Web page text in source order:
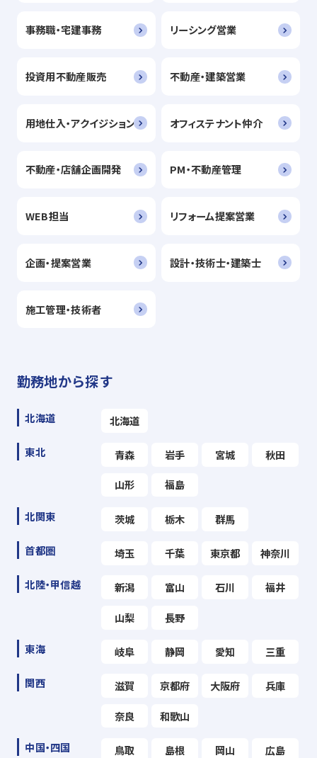
事務職・宅建事務 リーシング営業
投資用不動産販売 不動産・建築営業
用地仕入・アクイジション オフィステナント仲介
不動産・店舗企画開発 PM・不動産管理
WEB担当 リフォーム提案営業
企画・提案営業 設計・技術士・建築士
施工管理・技術者
勤務地から探す
北海道 北海道
東北 青森 岩手 宮城 秋田
山形 福島
北関東 茨城 栃木 群馬
首都圏 埼玉 千葉 東京都 神奈川
北陸・甲信越 新潟 富山 石川 福井
山梨 長野
東海 岐阜 静岡 愛知 三重
関西 滋賀 京都府 大阪府 兵庫
奈良 和歌山
中国・四国 鳥取 島根 岡山 広島